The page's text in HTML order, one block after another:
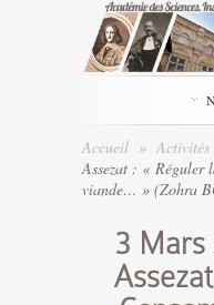
Accueil » Activités
Assezat : « Réguler
viande… » (Zohra
3 Mars